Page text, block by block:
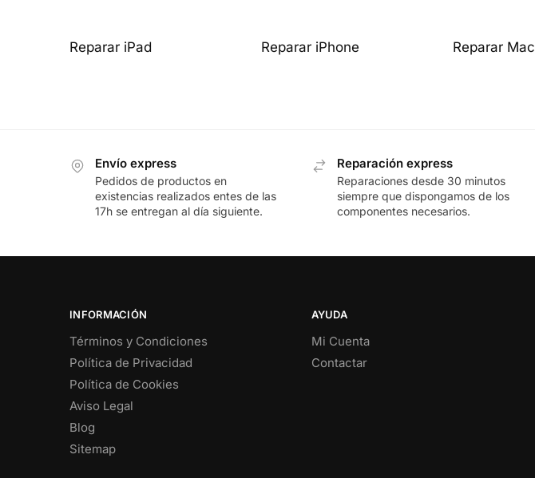
Reparar iPad Reparar iPhone Reparar
Envío express
Pedidos de productos en
existencias realizados entes de las
17h se entregan al día siguiente.
Reparación express
Reparaciones desde 30 minutos
siempre que dispongamos de los
componentes necesarios.
INFORMACIÓN
Términos y Condiciones
Política de Privacidad
Política de Cookies
Aviso Legal
Blog
Sitemap
AYUDA
Mi Cuenta
Contactar